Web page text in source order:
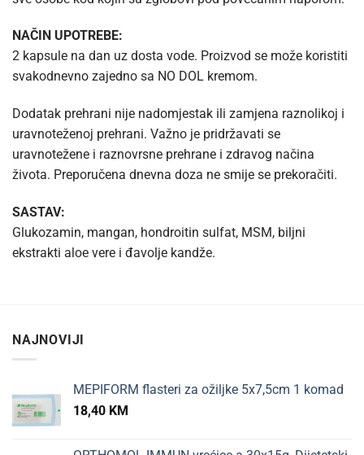
NAČIN UPOTREBE:
2 kapsule na dan uz dosta vode. Proizvod se može koristiti
svakodnevno zajedno sa NO DOL kremom.
Dodatak prehrani nije nadomjestak ili zamjena raznolikoj i
uravnoteženoj prehrani. Važno je pridržavati se
uravnotežene i raznovrsne prehrane i zdravog načina
života. Preporučena dnevna doza ne smije se prekoračiti.
SASTAV:
Glukozamin, mangan, hondroitin sulfat, MSM, biljni
ekstrakti aloe vere i đavolje kandže.
NAJNOVIJI
MEPIFORM flasteri za ožiljke 5x7,5cm 1 komad
18,40 KM